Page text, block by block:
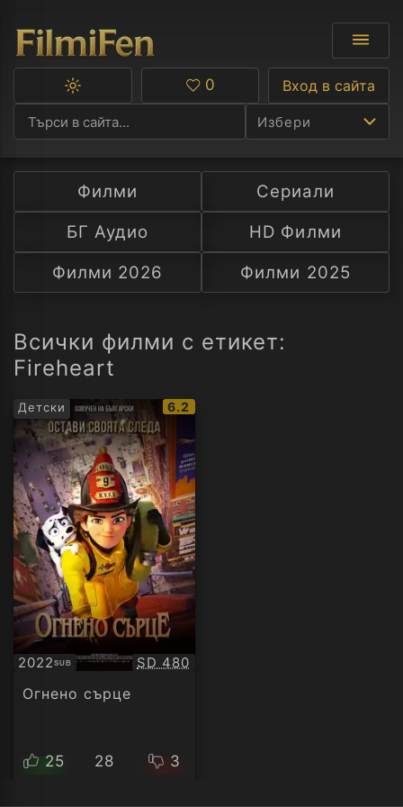
Избери
Ф
С
А
Превключване
тъмна
тема
Любими
0 Вход в сайта
Филми
Сериали
БГ Аудио
HD Филми
Филми 2026
Филми 2025
Всички филми с етикет:
Fireheart
Детски
IMDb
6.2
2022SUB
Субтитри Качество:
SD 480
Огнено сърце
25 28 3